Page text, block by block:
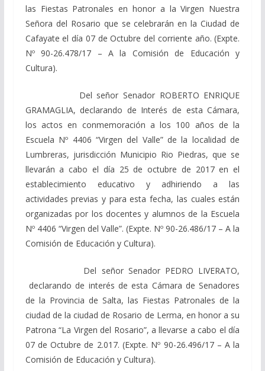
las Fiestas Patronales en honor a la Virgen Nuestra
Señora del Rosario que se celebrarán en la Ciudad de
Cafayate el día 07 de Octubre del corriente año. (Expte.
Nº 90-26.478/17 – A la Comisión de Educación y
Cultura).
Del señor Senador ROBERTO ENRIQUE
GRAMAGLIA, declarando de Interés de esta Cámara,
los actos en conmemoración a los 100 años de la
Escuela Nº 4406 “Virgen del Valle” de la localidad de
Lumbreras, jurisdicción Municipio Rio Piedras, que se
llevarán a cabo el día 25 de octubre de 2017 en el
establecimiento educativo y adhiriendo a las
actividades previas y para esta fecha, las cuales están
organizadas por los docentes y alumnos de la Escuela
Nº 4406 “Virgen del Valle”. (Expte. Nº 90-26.486/17 – A la
Comisión de Educación y Cultura).
Del señor Senador PEDRO LIVERATO,
declarando de interés de esta Cámara de Senadores
de la Provincia de Salta, las Fiestas Patronales de la
ciudad de la ciudad de Rosario de Lerma, en honor a su
Patrona “La Virgen del Rosario”, a llevarse a cabo el día
07 de Octubre de 2.017. (Expte. Nº 90-26.496/17 – A la
Comisión de Educación y Cultura).